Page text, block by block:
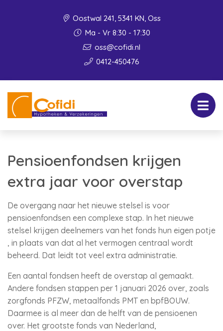
Oostwal 241, 5341 KN, Oss
Ma - Vr 8:30 - 17:30
oss@cofidi.nl
0412-450476
Pensioenfondsen krijgen
extra jaar voor overstap
De overgang naar het nieuwe stelsel is voor
pensioenfondsen een complexe stap. In het nieuwe
stelsel krijgen deelnemers van het fonds hun eigen potje
, in plaats van dat al het vermogen centraal wordt
beheerd. Dat leidt tot veel extra administratie.
Een aantal fondsen heeft de overstap al gemaakt.
Andere fondsen stappen per 1 januari 2026 over, zoals
zorgfonds PFZW, metaalfonds PMT en bpfBOUW.
Daarmee is al meer dan de helft van de pensioenen
over. Het grootste fonds van Nederland,